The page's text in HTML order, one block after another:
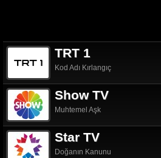
TRT 1
Kod Adı Kırlangıç
Show TV
Muhtemel Aşk
Star TV
Doğanın Kanunu